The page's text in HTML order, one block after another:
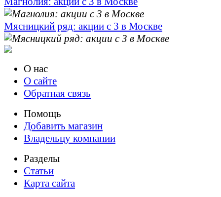
Мясницкий ряд: акции с 3 в Москве
О нас
О сайте
Обратная связь
Помощь
Добавить магазин
Владельцу компании
Разделы
Статьи
Карта сайта